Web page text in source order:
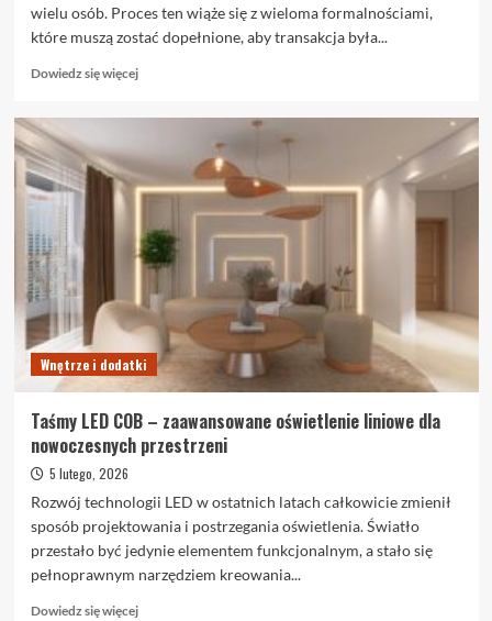
wielu osób. Proces ten wiąże się z wieloma formalnościami,
które muszą zostać dopełnione, aby transakcja była...
Dowiedz się więcejDowiedz
Akt
notarialny
przy
mieszkania:
przewodnik
po
kroku
Wnętrze i dodatki
Taśmy LED COB – zaawansowane oświetlenie liniowe dla
nowoczesnych przestrzeni
5 lutego, 2026
Rozwój technologii LED w ostatnich latach całkowicie zmienił
sposób projektowania i postrzegania oświetlenia. Światło
przestało być jedynie elementem funkcjonalnym, a stało się
pełnoprawnym narzędziem kreowania...
Dowiedz się więcejDowiedz